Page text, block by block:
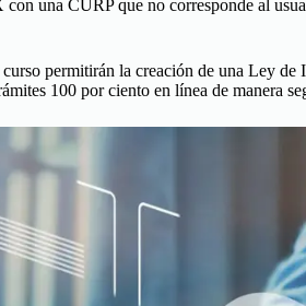
una CURP que no corresponde al
permitirán la creación de una Ley
100 por ciento en línea de manera